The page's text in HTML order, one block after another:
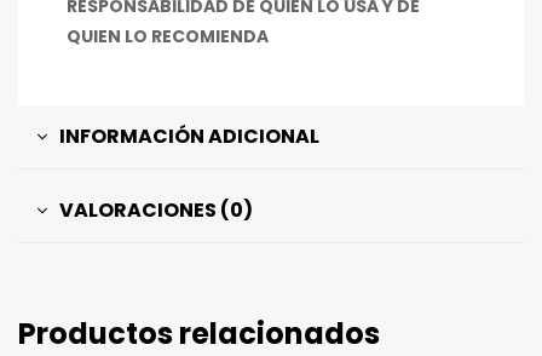
RESPONSABILIDAD DE QUIEN LO USA Y DE
QUIEN LO RECOMIENDA
INFORMACIÓN ADICIONAL
VALORACIONES (0)
Productos relacionados